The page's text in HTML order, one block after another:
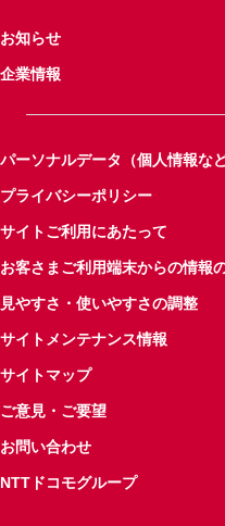
お知らせ
企業情報
パーソナルデータ（個人情報な
プライバシーポリシー
サイトご利用にあたって
お客さまご利用端末からの情報
見やすさ・使いやすさの調整
サイトメンテナンス情報
サイトマップ
ご意見・ご要望
お問い合わせ
NTTドコモグループ